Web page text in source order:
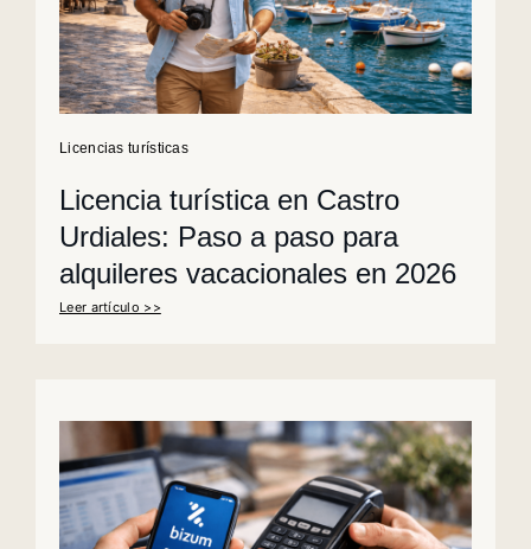
Licencias turísticas
Licencia turística en Castro
Urdiales: Paso a paso para
alquileres vacacionales en 2026
Leer artículo >>